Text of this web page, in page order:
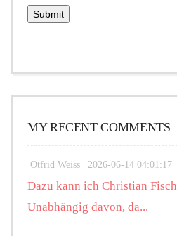
MY RECENT COMMENTS
Otfrid Weiss | 2026-06-14 04:01:17
Dazu kann ich Christian
Unabhängig davon, da...